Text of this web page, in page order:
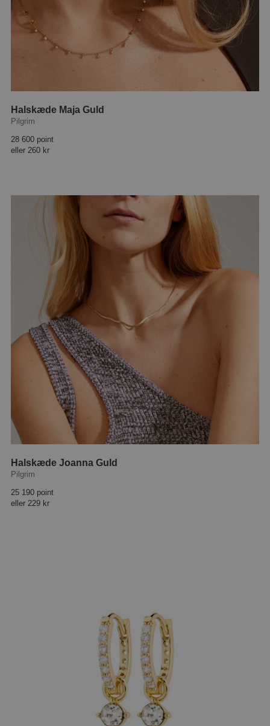
Halskæde Maja Guld
Pilgrim
28 600 point
eller 260 kr
Halskæde Joanna Guld
Pilgrim
25 190 point
eller 229 kr